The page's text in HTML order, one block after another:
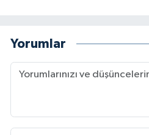
Yorumlar